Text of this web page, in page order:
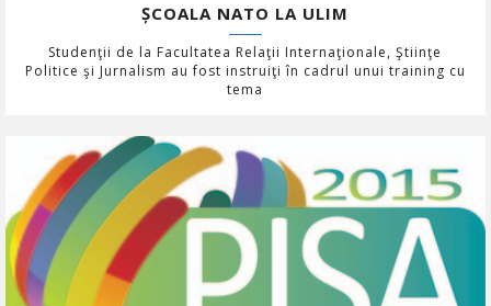
ȘCOALA NATO LA ULIM
Studenţii de la Facultatea Relaţii Internaţionale, Ştiinţe
Politice şi Jurnalism au fost instruiţi în cadrul unui training cu
tema